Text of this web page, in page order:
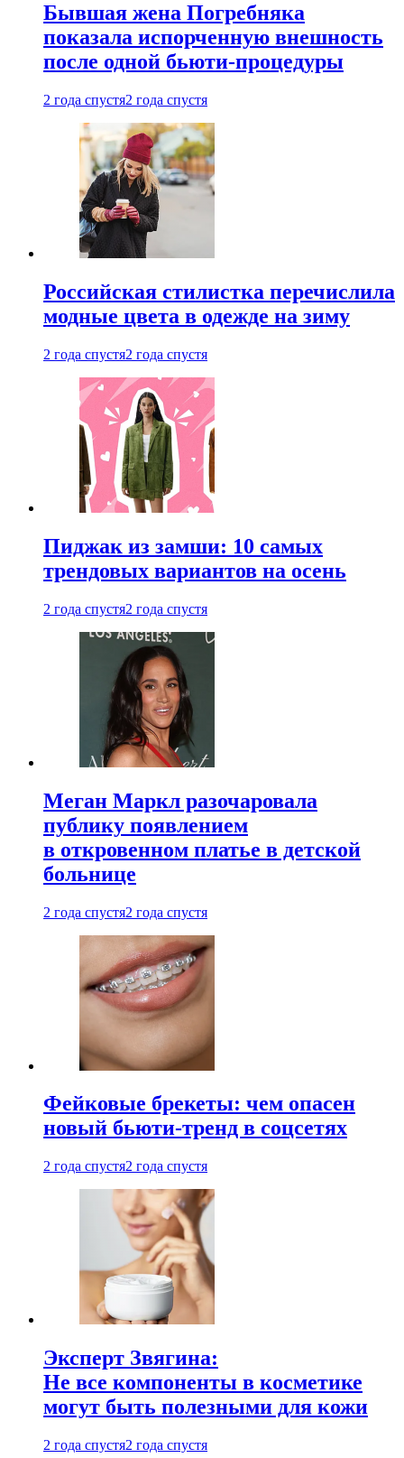
Бывшая жена Погребняка
показала испорченную внешность
после одной бьюти-процедуры
2 года спустя2 года спустя
Российская стилистка перечислила
модные цвета в одежде на зиму
2 года спустя2 года спустя
Пиджак из замши: 10 самых
трендовых вариантов на осень
2 года спустя2 года спустя
Меган Маркл разочаровала
публику появлением
в откровенном платье в детской
больнице
2 года спустя2 года спустя
Фейковые брекеты: чем опасен
новый бьюти-тренд в соцсетях
2 года спустя2 года спустя
Эксперт Звягина:
Не все компоненты в косметике
могут быть полезными для кожи
2 года спустя2 года спустя